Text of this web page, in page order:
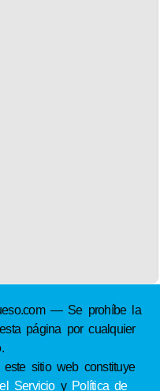
— Se prohíbe la
página por cualquier
sitio web constituye
Servicioy Política de